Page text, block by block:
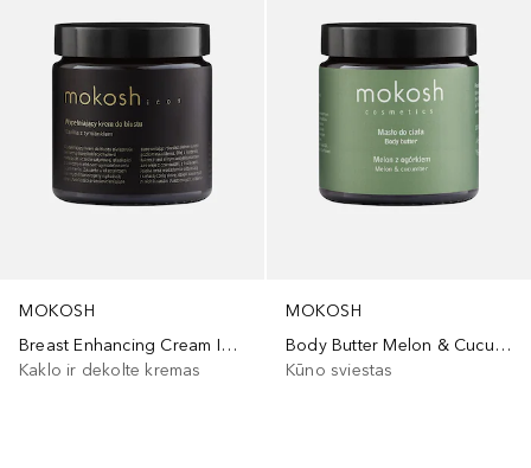
MOKOSH
Breast Enhancing Cream ICON Vanilla And Thyme
Kaklo ir dekolte kremas
MOKOSH
Body Butter Melon & Cucumber
Kūno sviestas